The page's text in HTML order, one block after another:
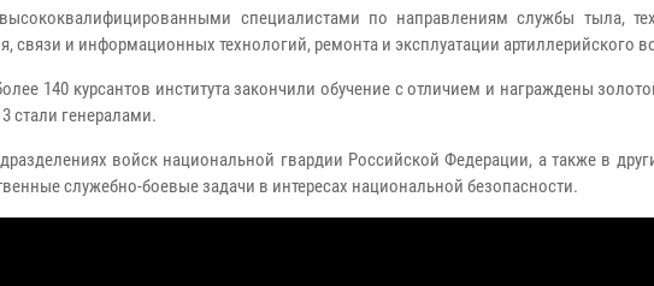
специалистами по направлениям службы тыла,
связи и информационных технологий, ремонта и эксплуатации артиллерийского
140 курсантов института закончили обучение с отличием и награждены
стали генералами.
войск национальной гвардии Российской Федерации, а также в
служебно-боевые задачи в интересах национальной безопасности.